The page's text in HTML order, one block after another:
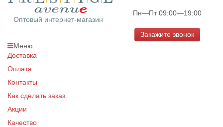
Оптовый интернет-магазин
Пн—Пт 09:00—19:00
Закажите звонок
Меню
Доставка
Оплата
Контакты
Как сделать заказ
Акции
Качество